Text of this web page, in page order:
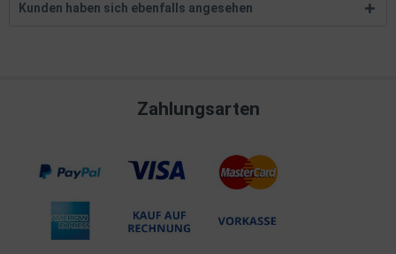
Kunden haben sich ebenfalls angesehen
Zahlungsarten